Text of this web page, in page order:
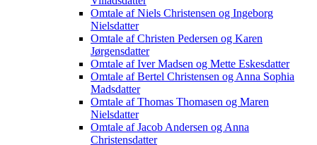
Omtale af Niels Christensen og Ingeborg
Nielsdatter
Omtale af Christen Pedersen og Karen
Jørgensdatter
Omtale af Iver Madsen og Mette Eskesdatter
Omtale af Bertel Christensen og Anna Sophia
Madsdatter
Omtale af Thomas Thomasen og Maren
Nielsdatter
Omtale af Jacob Andersen og Anna
Christensdatter